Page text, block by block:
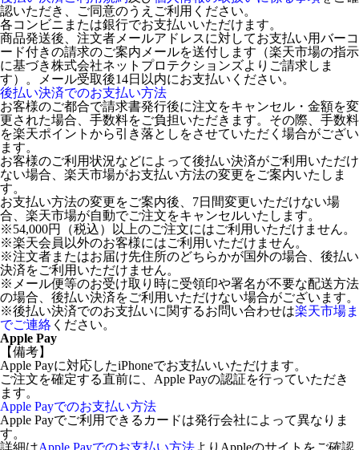
認いただき、ご同意のうえご利用ください。
各コンビニまたは銀行でお支払いいただけます。
商品発送後、注文者メールアドレスに対してお支払い用バーコ
ード付きの請求のご案内メールを送付します（楽天市場の指示
に基づき株式会社ネットプロテクションズよりご請求しま
す）。メール受取後14日以内にお支払いください。
後払い決済でのお支払い方法
お客様のご都合で請求書発行後に注文をキャンセル・金額を変
更された場合、手数料をご負担いただきます。その際、手数料
を楽天ポイントから引き落としをさせていただく場合がござい
ます。
お客様のご利用状況などによって後払い決済がご利用いただけ
ない場合、楽天市場がお支払い方法の変更をご案内いたしま
す。
お支払い方法の変更をご案内後、7日間変更いただけない場
合、楽天市場が自動でご注文をキャンセルいたします。
※54,000円（税込）以上のご注文にはご利用いただけません。
※楽天会員以外のお客様にはご利用いただけません。
※注文者またはお届け先住所のどちらかが国外の場合、後払い
決済をご利用いただけません。
※メール便等のお受け取り時に受領印や署名が不要な配送方法
の場合、後払い決済をご利用いただけない場合がございます。
※後払い決済でのお支払いに関するお問い合わせは楽天市場ま
でご連絡 ください。
Apple Pay
【備考】
Apple Payに対応したiPhoneでお支払いいただけます。
ご注文を確定する直前に、Apple Payの認証を行っていただき
ます。
Apple Payでのお支払い方法
Apple Payでご利用できるカードは発行会社によって異なりま
す。
詳細はApple Payでのお支払い方法よりAppleのサイトをご確認